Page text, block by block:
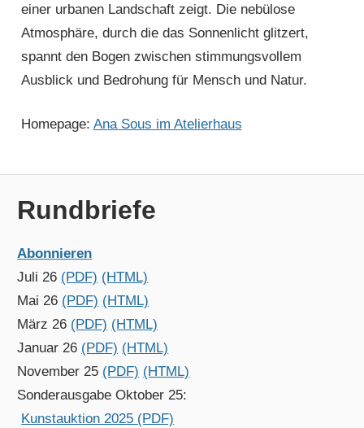
einer urbanen Landschaft zeigt. Die nebülose
Atmosphäre, durch die das Sonnenlicht glitzert,
spannt den Bogen zwischen stimmungsvollem
Ausblick und Bedrohung für Mensch und Natur.
Homepage: Ana Sous im Atelierhaus
Rundbriefe
Abonnieren
Juli 26 (PDF) (HTML)
Mai 26 (PDF) (HTML)
März 26 (PDF) (HTML)
Januar 26 (PDF) (HTML)
November 25 (PDF) (HTML)
Sonderausgabe Oktober 25:
Kunstauktion 2025 (PDF)